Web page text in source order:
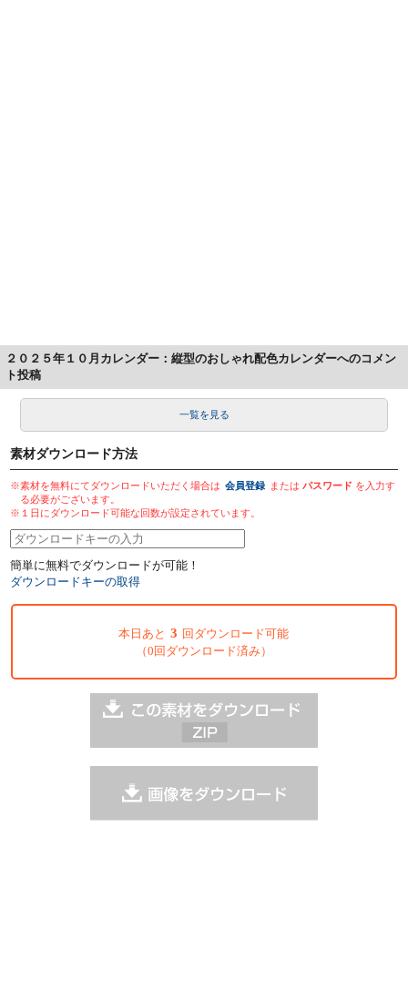
２０２５年１０月カレンダー：縦型のおしゃれ配色カレンダーへのコメン
ト投稿
一覧を見る
素材ダウンロード方法
※素材を無料にてダウンロードいただく場合は 会員登録 またはパスワード を入力す
る必要がございます。
※１日にダウンロード可能な回数が設定されています。
簡単に無料でダウンロードが可能！
ダウンロードキーの取得
本日あと 3 回ダウンロード可能
（0回ダウンロード済み）